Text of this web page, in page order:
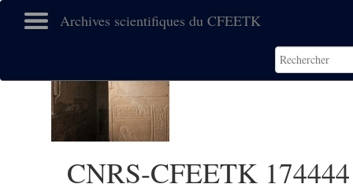
Archives scientifiques du CFEETK
CNRS-CFEETK 174444